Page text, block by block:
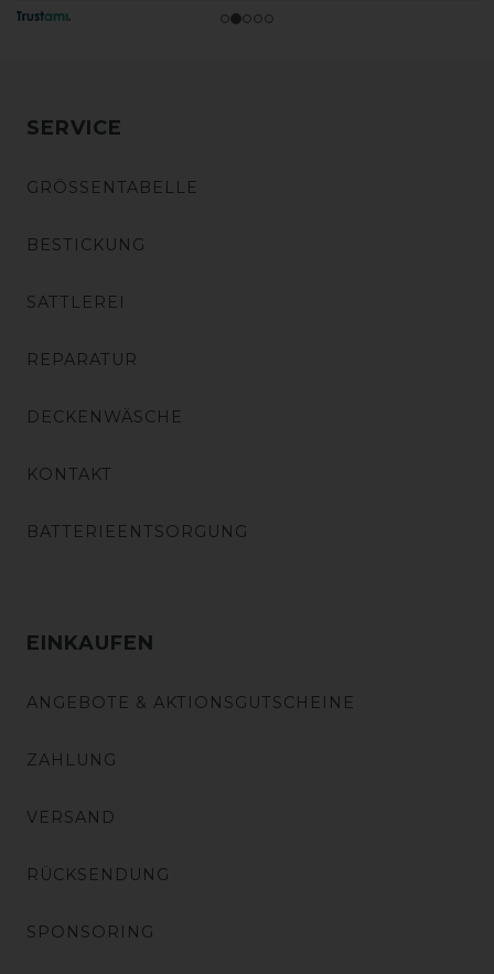
SERVICE
GRÖSSENTABELLE
BESTICKUNG
SATTLEREI
REPARATUR
DECKENWÄSCHE
KONTAKT
BATTERIEENTSORGUNG
EINKAUFEN
ANGEBOTE & AKTIONSGUTSCHEINE
ZAHLUNG
VERSAND
RÜCKSENDUNG
SPONSORING